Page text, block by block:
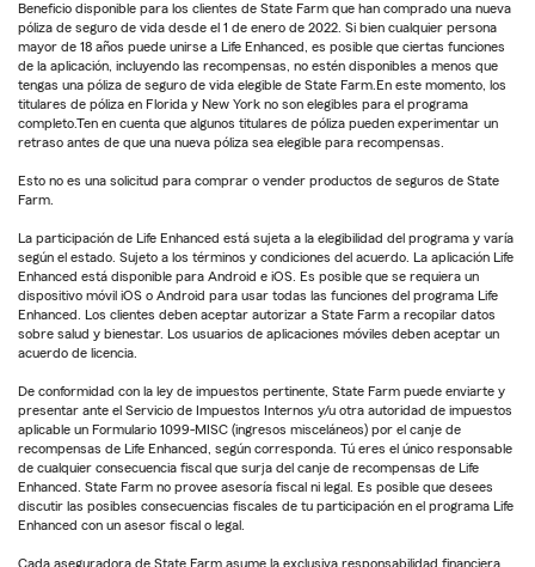
Beneficio disponible para los clientes de State Farm que han comprado una nueva
póliza de seguro de vida desde el 1 de enero de 2022. Si bien cualquier persona
mayor de 18 años puede unirse a Life Enhanced, es posible que ciertas funciones
de la aplicación, incluyendo las recompensas, no estén disponibles a menos que
tengas una póliza de seguro de vida elegible de State Farm.En este momento, los
titulares de póliza en Florida y New York no son elegibles para el programa
completo.Ten en cuenta que algunos titulares de póliza pueden experimentar un
retraso antes de que una nueva póliza sea elegible para recompensas.
Esto no es una solicitud para comprar o vender productos de seguros de State
Farm.
La participación de Life Enhanced está sujeta a la elegibilidad del programa y varía
según el estado. Sujeto a los términos y condiciones del acuerdo. La aplicación Life
Enhanced está disponible para Android e iOS. Es posible que se requiera un
dispositivo móvil iOS o Android para usar todas las funciones del programa Life
Enhanced. Los clientes deben aceptar autorizar a State Farm a recopilar datos
sobre salud y bienestar. Los usuarios de aplicaciones móviles deben aceptar un
acuerdo de licencia.
De conformidad con la ley de impuestos pertinente, State Farm puede enviarte y
presentar ante el Servicio de Impuestos Internos y/u otra autoridad de impuestos
aplicable un Formulario 1099-MISC (ingresos misceláneos) por el canje de
recompensas de Life Enhanced, según corresponda. Tú eres el único responsable
de cualquier consecuencia fiscal que surja del canje de recompensas de Life
Enhanced. State Farm no provee asesoría fiscal ni legal. Es posible que desees
discutir las posibles consecuencias fiscales de tu participación en el programa Life
Enhanced con un asesor fiscal o legal.
Cada aseguradora de State Farm asume la exclusiva responsabilidad financiera